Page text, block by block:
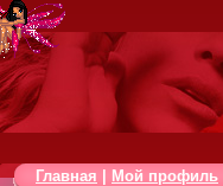
Главная Мой профиль